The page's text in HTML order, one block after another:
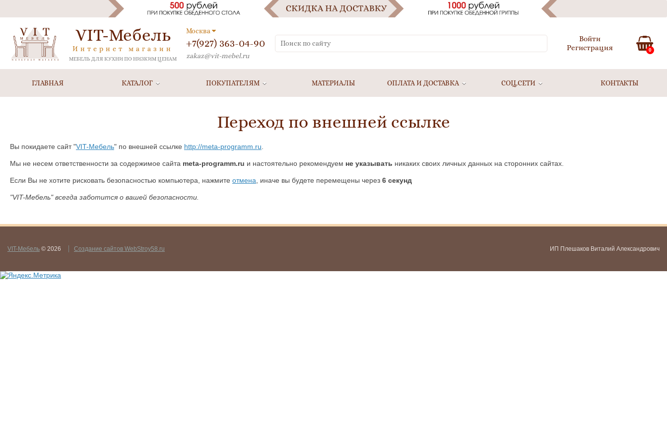
VIT-Мебель
Интернет магазин
МЕБЕЛЬ ДЛЯ КУХНИ ПО НИЗКИМ ЦЕНАМ
Москва
+7(927) 363-04-90
zakaz@vit-mebel.ru
Войти
Регистрация
0
ГЛАВНАЯ КАТАЛОГ ПОКУПАТЕЛЯМ МАТЕРИАЛЫ ОПЛАТА И ДОСТАВКА СОЦ.СЕТИ КОНТАКТЫ
Переход по внешней ссылке
Вы покидаете сайт "VIT-Мебель" по внешней ссылке http://meta-programm.ru
Мы не несем ответственности за содержимое сайта meta-programm.ru и настоятельно рекомендуем не указывать никаких своих личных данных на сторонних сайтах.
Если Вы не хотите рисковать безопасностью компьютера, нажмите отмена , иначе вы будете перемещены через 5 секунд
"VIT-Мебель" всегда заботится о вашей безопасности.
VIT-Мебель © 2026 Создание сайтов WebStroy58.ru ИП Плешаков Виталий Александрович